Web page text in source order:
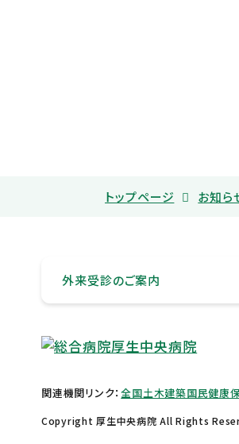
トップページ お知ら
外来受診のご案内
関連機関リンク：全国土木建築国民健康
Copyright 厚生中央病院 All Rights